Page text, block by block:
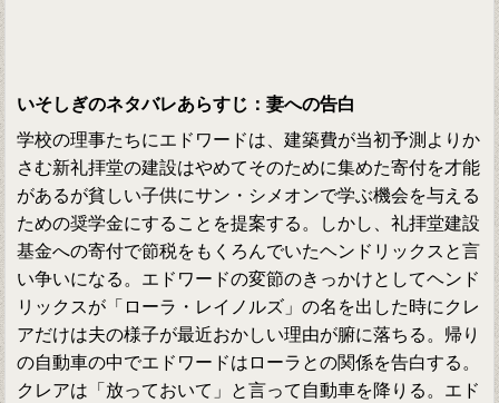
いそしぎのネタバレあらすじ：妻への告白
学校の理事たちにエドワードは、建築費が当初予測よりか
さむ新礼拝堂の建設はやめてそのために集めた寄付を才能
があるが貧しい子供にサン・シメオンで学ぶ機会を与える
ための奨学金にすることを提案する。しかし、礼拝堂建設
基金への寄付で節税をもくろんでいたヘンドリックスと言
い争いになる。エドワードの変節のきっかけとしてヘンド
リックスが「ローラ・レイノルズ」の名を出した時にクレ
アだけは夫の様子が最近おかしい理由が腑に落ちる。帰り
の自動車の中でエドワードはローラとの関係を告白する。
クレアは「放っておいて」と言って自動車を降りる。エド